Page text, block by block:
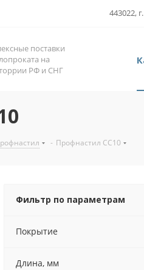
443022,
поставки
на
РФ и СНГ
- Профнастил СС10
Фильтр по параметрам
Покрытие
Длина, мм